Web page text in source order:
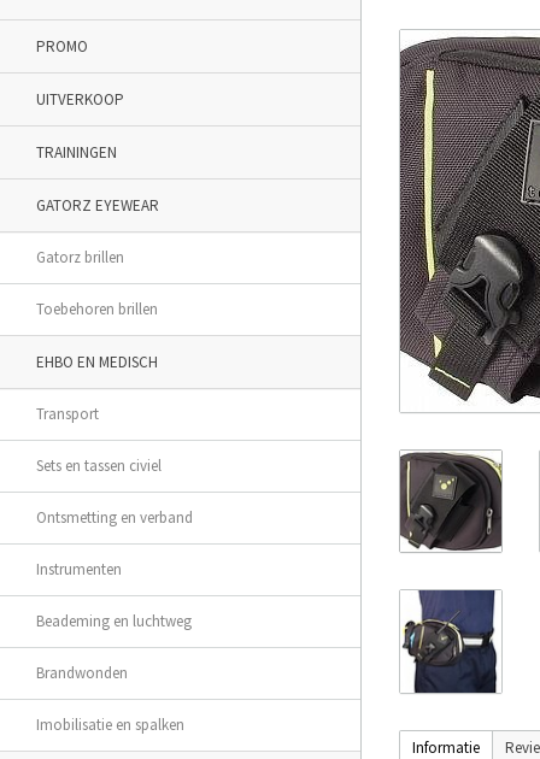
PROMO
UITVERKOOP
TRAININGEN
GATORZ EYEWEAR
Gatorz brillen
Toebehoren brillen
EHBO EN MEDISCH
Transport
Sets en tassen civiel
Ontsmetting en verband
Instrumenten
Beademing en luchtweg
Brandwonden
Imobilisatie en spalken
Informatie